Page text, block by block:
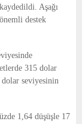
Aşağı
destek
315 dolar
dolar seviyesinin
1,64 düşüşle 17